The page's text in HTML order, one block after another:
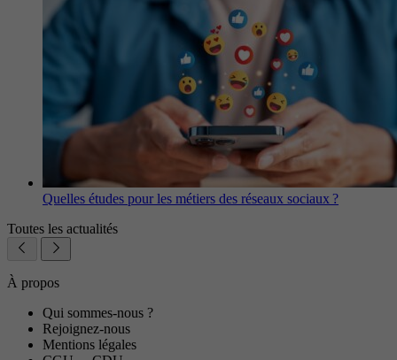
Quelles études pour les métiers des réseaux sociaux ?
Toutes les actualités
À propos
Qui sommes-nous ?
Rejoignez-nous
Mentions légales